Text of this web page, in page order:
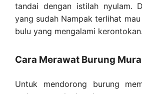
tandai dengan istilah nyulam.
yang sudah Nampak terlihat
bulu yang mengalami kerontokan.
Cara Merawat Burung
Untuk mendorong burung